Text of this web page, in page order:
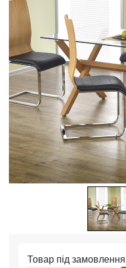
Товар під замовлення